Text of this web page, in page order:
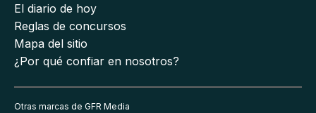
El diario de hoy
Reglas de concursos
Mapa del sitio
¿Por qué confiar en nosotros?
Otras marcas de GFR Media